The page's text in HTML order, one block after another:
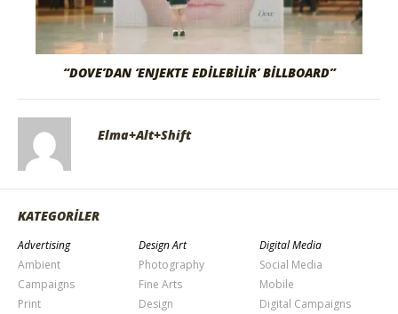
“DOVE’DAN ‘ENJEKTE EDILEBILIR’ BILLBOARD”
Elma+Alt+Shift
KATEGORİLER
Advertising
Ambient
Campaigns
Print
Design Art
Photography
Fine Arts
Design
Digital Media
Social Media
Mobile
Digital Campaigns